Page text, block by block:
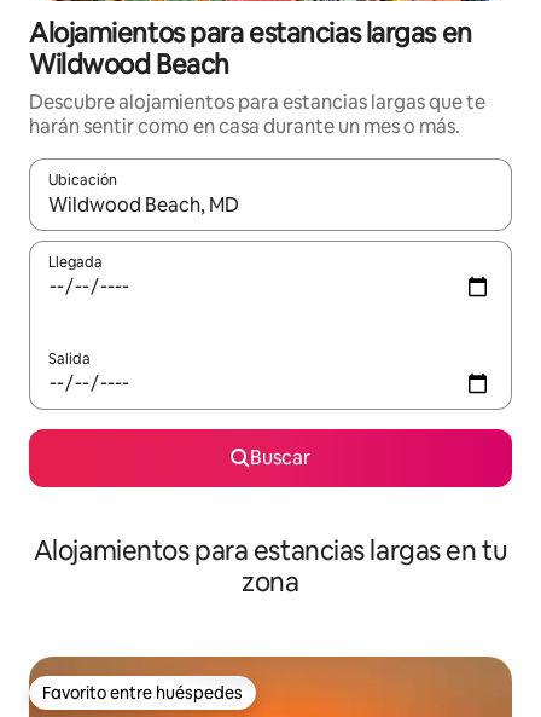
Alojamientos para estancias largas en
Wildwood Beach
Descubre alojamientos para estancias largas que te
harán sentir como en casa durante un mes o más.
Ubicación
Cuando los resultados estén disponibles, podrás navegar
Llegada
Salida
Buscar
Alojamientos para estancias largas en tu
zona
Favorito entre huéspedes
Favorito entre huéspedes